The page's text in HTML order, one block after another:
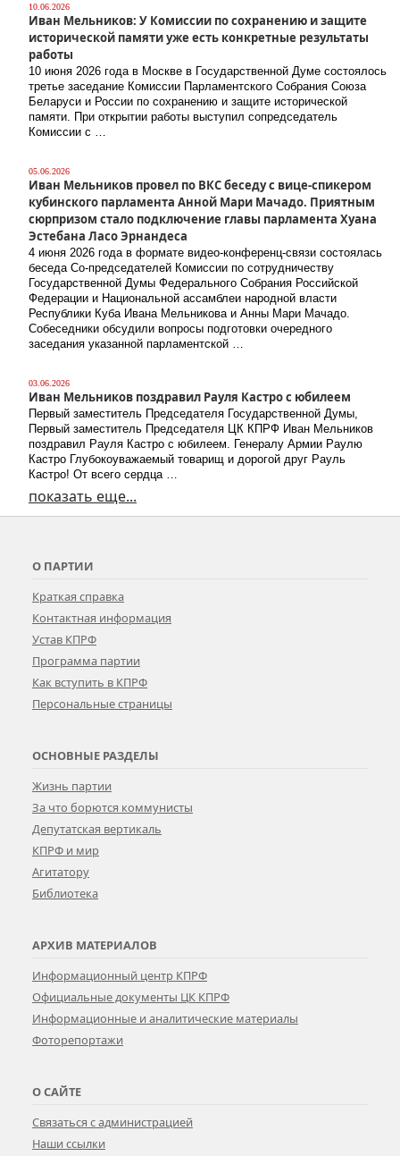
10.06.2026
Иван Мельников: У Комиссии по сохранению и защите
исторической памяти уже есть конкретные результаты
работы
10 июня 2026 года в Москве в Государственной Думе состоялось
третье заседание Комиссии Парламентского Собрания Союза
Беларуси и России по сохранению и защите исторической
памяти. При открытии работы выступил сопредседатель
Комиссии с …
05.06.2026
Иван Мельников провел по ВКС беседу с вице-спикером
кубинского парламента Анной Мари Мачадо. Приятным
сюрпризом стало подключение главы парламента Хуана
Эстебана Ласо Эрнандеса
4 июня 2026 года в формате видео-конференц-связи состоялась
беседа Со-председателей Комиссии по сотрудничеству
Государственной Думы Федерального Собрания Российской
Федерации и Национальной ассамблеи народной власти
Республики Куба Ивана Мельникова и Анны Мари Мачадо.
Собеседники обсудили вопросы подготовки очередного
заседания указанной парламентской …
03.06.2026
Иван Мельников поздравил Рауля Кастро с юбилеем
Первый заместитель Председателя Государственной Думы,
Первый заместитель Председателя ЦК КПРФ Иван Мельников
поздравил Рауля Кастро с юбилеем. Генералу Армии Раулю
Кастро Глубокоуважаемый товарищ и дорогой друг Рауль
Кастро! От всего сердца …
показать еще...
О ПАРТИИ
Краткая справка
Контактная информация
Устав КПРФ
Программа партии
Как вступить в КПРФ
Персональные страницы
ОСНОВНЫЕ РАЗДЕЛЫ
Жизнь партии
За что борются коммунисты
Депутатская вертикаль
КПРФ и мир
Агитатору
Библиотека
АРХИВ МАТЕРИАЛОВ
Информационный центр КПРФ
Официальные документы ЦК КПРФ
Информационные и аналитические материалы
Фоторепортажи
О САЙТЕ
Связаться с администрацией
Наши ссылки